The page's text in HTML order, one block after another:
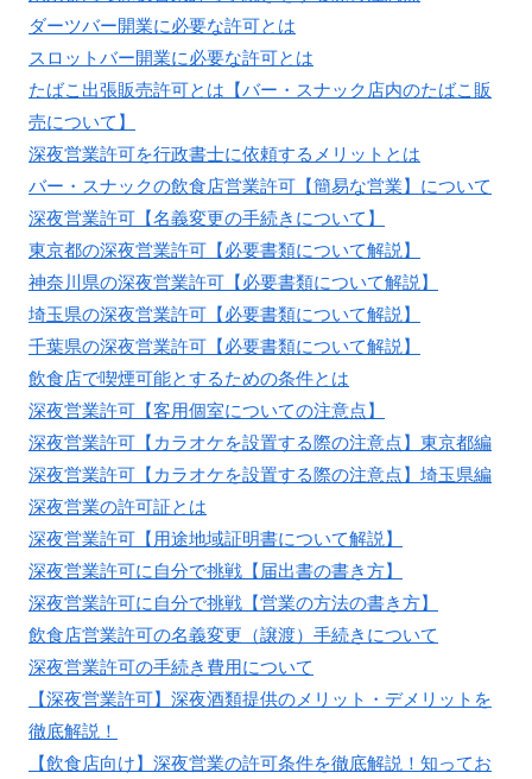
ダーツバー開業に必要な許可とは
スロットバー開業に必要な許可とは
たばこ出張販売許可とは【バー・スナック店内のたばこ販
売について】
深夜営業許可を行政書士に依頼するメリットとは
バー・スナックの飲食店営業許可【簡易な営業】について
深夜営業許可【名義変更の手続きについて】
東京都の深夜営業許可【必要書類について解説】
神奈川県の深夜営業許可【必要書類について解説】
埼玉県の深夜営業許可【必要書類について解説】
千葉県の深夜営業許可【必要書類について解説】
飲食店で喫煙可能とするための条件とは
深夜営業許可【客用個室についての注意点】
深夜営業許可【カラオケを設置する際の注意点】東京都編
深夜営業許可【カラオケを設置する際の注意点】埼玉県編
深夜営業の許可証とは
深夜営業許可【用途地域証明書について解説】
深夜営業許可に自分で挑戦【届出書の書き方】
深夜営業許可に自分で挑戦【営業の方法の書き方】
飲食店営業許可の名義変更（譲渡）手続きについて
深夜営業許可の手続き費用について
【深夜営業許可】深夜酒類提供のメリット・デメリットを
徹底解説！
【飲食店向け】深夜営業の許可条件を徹底解説！知ってお